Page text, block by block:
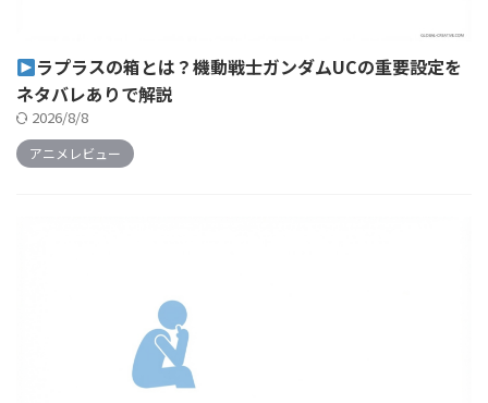
ラプラスの箱とは？機動戦士ガンダムUCの重要設定を
ネタバレありで解説
2026/8/8
アニメレビュー